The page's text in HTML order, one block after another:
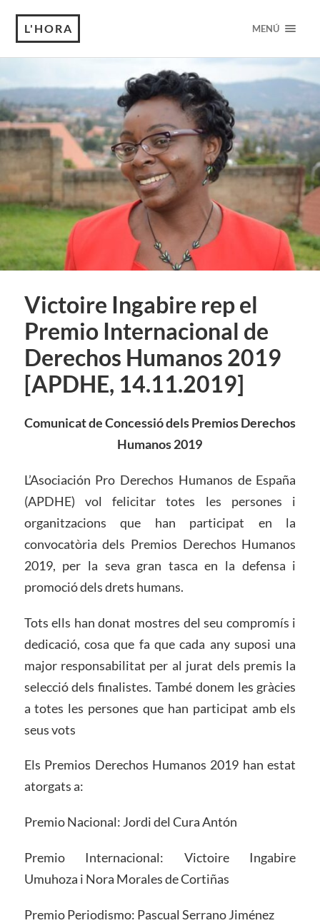
L'HORA MENÚ
Victoire Ingabire rep el
Premio Internacional de
Derechos Humanos 2019
[APDHE, 14.11.2019]
Comunicat de Concessió dels Premios Derechos
Humanos 2019
L’Asociación Pro Derechos Humanos de España
(APDHE) vol felicitar totes les persones i
organitzacions que han participat en la
convocatòria dels Premios Derechos Humanos
2019, per la seva gran tasca en la defensa i
promoció dels drets humans.
Tots ells han donat mostres del seu compromís i
dedicació, cosa que fa que cada any suposi una
major responsabilitat per al jurat dels premis la
selecció dels finalistes. També donem les gràcies
a totes les persones que han participat amb els
seus vots
Els Premios Derechos Humanos 2019 han estat
atorgats a:
Premio Nacional: Jordi del Cura Antón
Premio Internacional: Victoire Ingabire
Umuhoza i Nora Morales de Cortiñas
Premio Periodismo: Pascual Serrano Jiménez